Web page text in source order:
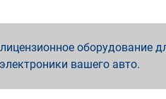
оборудование
вашего авто.